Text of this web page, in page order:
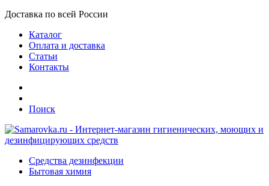
Доставка по всей России
Каталог
Оплата и доставка
Статьи
Контакты
Поиск
Средства дезинфекции
Бытовая химия